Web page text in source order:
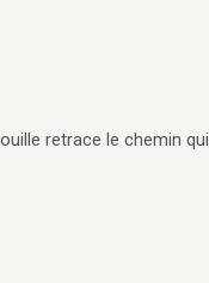
retrace le chemin qui